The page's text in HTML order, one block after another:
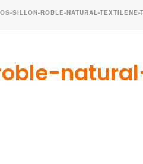
SILLON-ROBLE-NATURAL-TEXTILENE-